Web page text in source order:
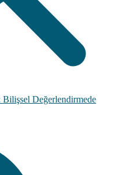
Değerlendirmede